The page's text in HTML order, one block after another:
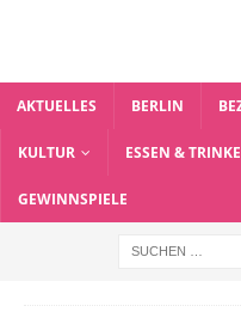
AKTUELLES BERLIN
KULTUR ESSEN &
GEWINNSPIELE